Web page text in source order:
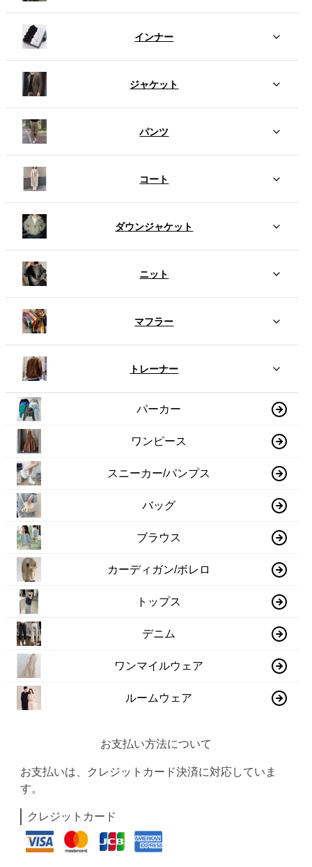
インナー
ジャケット
パンツ
コート
ダウンジャケット
ニット
マフラー
トレーナー
パーカー
ワンピース
スニーカー/パンプス
バッグ
ブラウス
カーディガン/ボレロ
トップス
デニム
ワンマイルウェア
ルームウェア
お支払い方法について
お支払いは、クレジットカード決済に対応していま
す。
クレジットカード